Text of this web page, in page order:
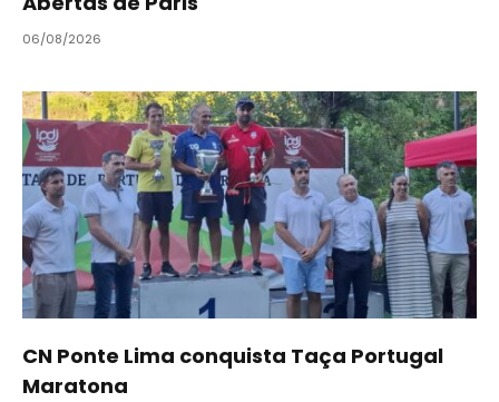
06/08/2026
CN Ponte Lima conquista Taça Portugal
Maratona